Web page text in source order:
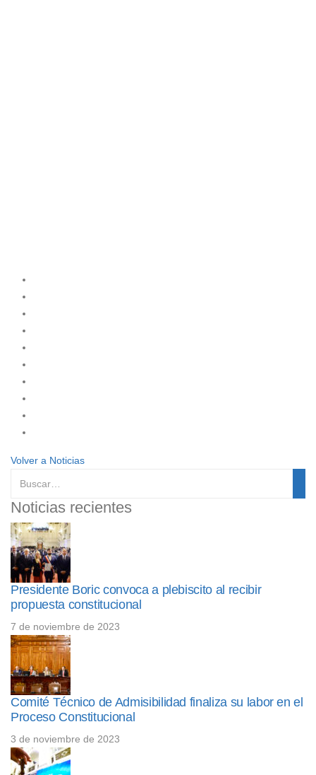
Volver a Noticias
Noticias recientes
Presidente Boric convoca a plebiscito al recibir
propuesta constitucional
7 de noviembre de 2023
Comité Técnico de Admisibilidad finaliza su labor en el
Proceso Constitucional
3 de noviembre de 2023